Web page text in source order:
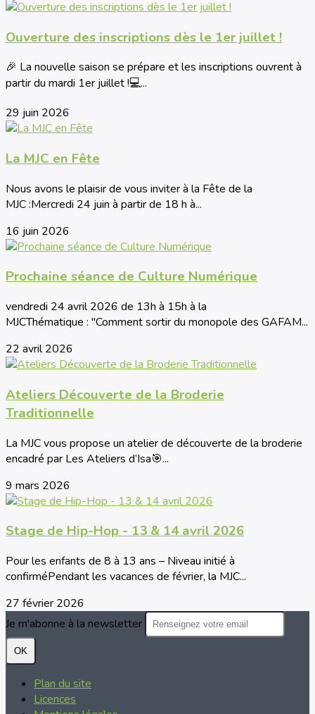
Ouverture des inscriptions dès le 1er juillet !
🎉 La nouvelle saison se prépare et les inscriptions ouvrent à
partir du mardi 1er juillet !💻...
29 juin 2026
La MJC en Fête
Nous avons le plaisir de vous inviter à la Fête de la
MJC :Mercredi 24 juin à partir de 18 h à...
16 juin 2026
Prochaine séance de Culture Numérique
vendredi 24 avril 2026 de 13h à 15h à la
MJCThématique : "Comment sortir du monopole des GAFAM...
22 avril 2026
Ateliers Découverte de la Broderie
Traditionnelle
La MJC vous propose un atelier de découverte de la broderie
encadré par Les Ateliers d’Isa🎯...
9 mars 2026
Stage de Hip-Hop - 13 & 14 avril 2026
Pour les enfants de 8 à 13 ans – Niveau initié à
confirméPendant les vacances de février, la MJC...
27 février 2026
Je m'abonne à la newsletter
OK
Plan du site
Licences